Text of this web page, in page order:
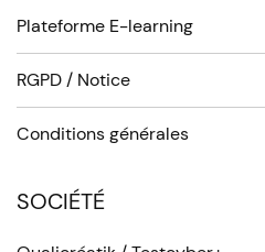
Plateforme E-learning
RGPD / Notice
Conditions générales
SOCIÉTÉ